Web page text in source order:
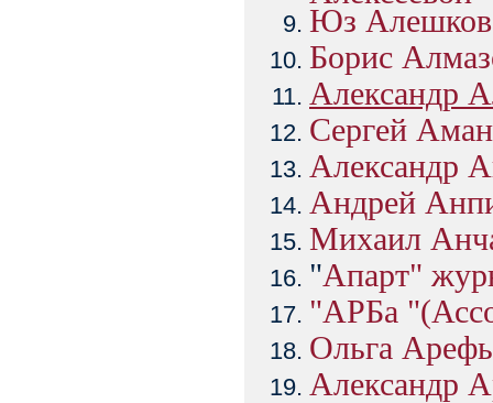
Юз
Борис
Александр
Сергей Аман
Александр
Андрей
Михаил
"Апарт"
"АРБа
Ольга
Александр